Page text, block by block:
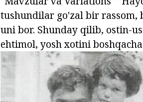
tushundilar go'zal bir rassom,
uni bor. Shunday qilib, ostin-
ehtimol, yosh xotini